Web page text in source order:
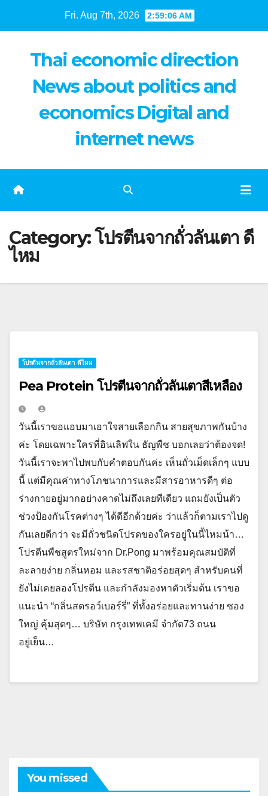
Fri. Aug 7th, 2026 2:59:07 AM
Thai economic direction
News about politics and
economics Digital and
internet news
Category:โปรตีนจากถั่วลันเตา ดี
ไหม
โปรตีนจากถั่วลันเตา ดีไหม
Pea Protein โปรตีนจากถั่วลันเตาสีเหลือง
วันนี้เราขอแอบมาเอาใจสายเลือกกิน สายสุขภาพกันบ้าง
ค่ะ โดยเฉพาะใครที่อินเลิฟใน ธัญพืช บอกเลยว่าต้องจด!
วันนี้เราจะพาไปพบกับคำตอบกันค่ะ เห็นถั่วเม็ดเล็กๆ แบบ
นี้ แต่มีคุณค่าทางโภชนาการและมีสารอาหารดีๆ ต่อ
ร่างกายอยู่มากอย่างคาดไม่ถึงเลยทีเดียว แถมยังเป็นตัว
ช่วงป้องกันโรคต่างๆ ได้ดีอีกด้วยค่ะ ว่าแล้วก็ตามเราไปดู
กันเลยดีกว่า จะมีถั่วชนิดโปรดของใครอยู่ในนี้ไหมน้า…
โปรตีนพืชสูตรใหม่จาก Dr.Pong มาพร้อมคุณสมบัติที่
ละลายง่าย กลิ่นหอม และรสชาติอร่อยสุดๆ สำหรับคนที่
ยังไม่เคยลองโปรตีน และกำลังมองหาตัวเริ่มต้น เราขอ
แนะนำ “กลิ่นสตรอว์เบอร์รี่” ที่ทั้งอร่อยและทานง่าย ซอง
ใหญ่ คุ้มสุดๆ… บริษัท กรุงเทพเคมี จำกัด73 ถนน
อยู่เย็น…
You missed